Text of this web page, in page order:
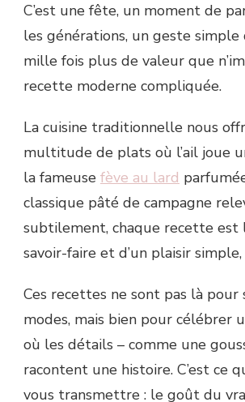
C’est une fête, un moment de
les générations, un geste simple
mille fois plus de valeur que
recette moderne compliquée.
La cuisine traditionnelle nous
multitude de plats où l’ail joue
la fameuse fève au lard
classique pâté de campagne
subtilement, chaque recette est
savoir-faire et d’un plaisir
Ces recettes ne sont pas là pour
modes, mais bien pour célébrer
où les détails – comme une
racontent une histoire. C’est ce
vous transmettre : le goût du